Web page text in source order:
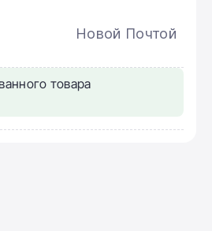
Новой Почтой
товара